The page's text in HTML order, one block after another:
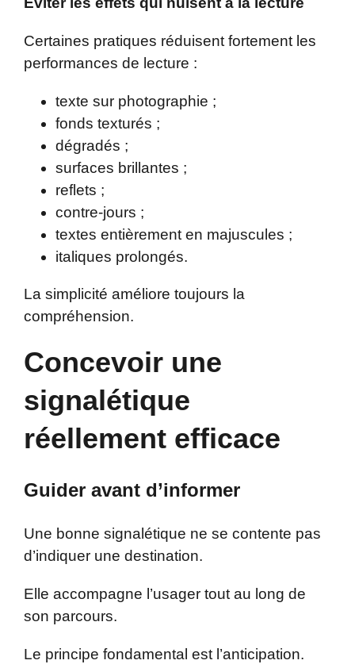
Certaines pratiques réduisent fortement les
performances de lecture :
texte sur photographie ;
fonds texturés ;
dégradés ;
surfaces brillantes ;
reflets ;
contre-jours ;
textes entièrement en majuscules ;
italiques prolongés.
La simplicité améliore toujours la
compréhension.
Concevoir une
signalétique
réellement efficace
Guider avant d’informer
Une bonne signalétique ne se contente pas
d’indiquer une destination.
Elle accompagne l’usager tout au long de
son parcours.
Le principe fondamental est l’anticipation.